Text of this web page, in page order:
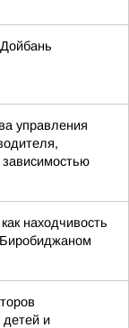
управления
находчивость
детей и